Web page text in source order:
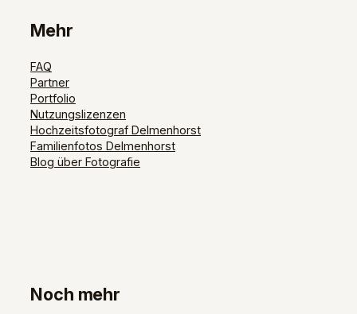
Mehr
FAQ
Partner
Portfolio
Nutzungslizenzen
Hochzeitsfotograf Delmenhorst
Familienfotos Delmenhorst
Blog über Fotografie
Noch mehr